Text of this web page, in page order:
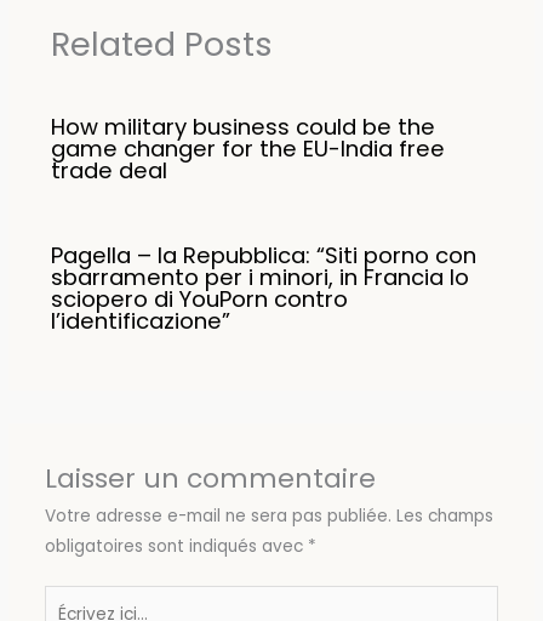
Related Posts
How military business could be the
game changer for the EU-India free
trade deal
Pagella – la Repubblica: “Siti porno con
sbarramento per i minori, in Francia lo
sciopero di YouPorn contro
l’identificazione”
Laisser un commentaire
Votre adresse e-mail ne sera pas publiée. Les champs
obligatoires sont indiqués avec *
Écrivez